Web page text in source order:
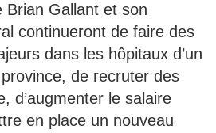
Brian Gallant et son
continueront de faire des
dans les hôpitaux d’un
de recruter des
d’augmenter le salaire
en place un nouveau